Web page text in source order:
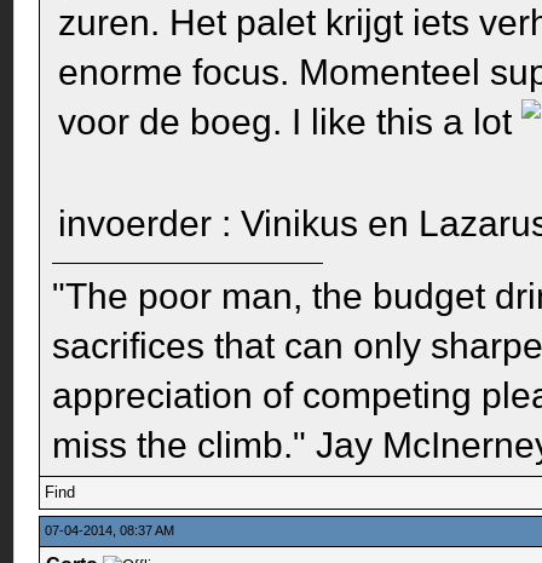
zuren. Het palet krijgt iets
enorme focus. Momenteel
voor de boeg. I like this a lot
invoerder : Vinikus en
"The poor man, the budget
sacrifices that can only
appreciation of competing
miss the climb." Jay
Find
07-04-2014, 08:37 AM